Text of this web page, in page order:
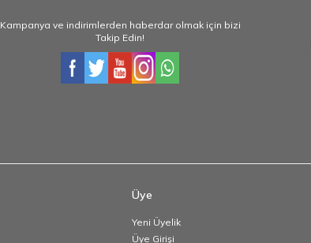
Kampanya ve indirimlerden haberdar olmak için bizi
Takip Edin!
Üye
Yeni Üyelik
Üye Girişi